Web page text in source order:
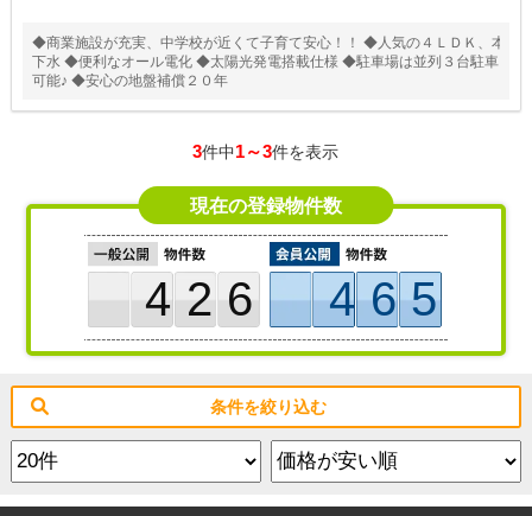
◆商業施設が充実、中学校が近くて子育て安心！！ ◆人気の４ＬＤＫ、本
下水 ◆便利なオール電化 ◆太陽光発電搭載仕様 ◆駐車場は並列３台駐車
可能♪ ◆安心の地盤補償２０年
3件中1～3件を表示
現在の登録物件数
426 465
条件を絞り込む